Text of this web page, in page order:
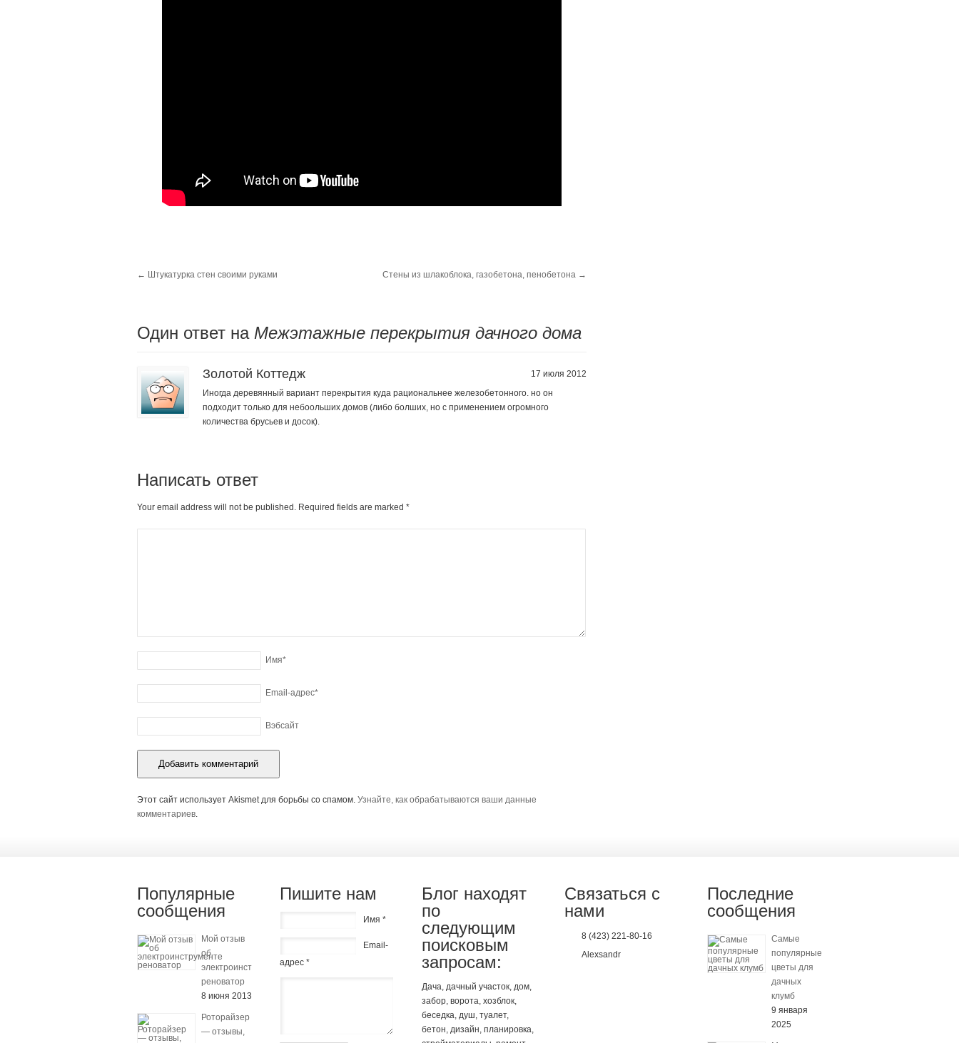
← Штукатурка стен своими руками Стены из шлакоблока, газобетона, пенобетона →
Один ответ на Межэтажные перекрытия дачного дома
Золотой Коттедж
17 июля 2012
Иногда деревянный вариант перекрытия куда рациональнее железобетонного. но он
подходит только для небоольших домов (либо болших, но с применением огромного
количества брусьев и досок).
Написать ответ
Your email address will not be published. Required fields are marked *
Имя*
Email-адрес*
Вэбсайт
Этот сайт использует Akismet для борьбы со спамом. Узнайте, как обрабатываются ваши данные
комментариев
Популярные
сообщения
Мой отзыв
об
электроинструменте
реноватор
8 июня 2013
Роторайзер
— отзывы,
Пишите нам
Имя *
Email-
адрес *
Блог находят
по
следующим
поисковым
запросам:
Дача, дачный участок, дом,
забор, ворота, хозблок,
беседка, душ, туалет,
бетон, дизайн, планировка,
Связаться с
нами
8 (423) 221-80-16
Alexsandr
Последние
сообщения
Самые
популярные
цветы для
дачных
клумб
9 января
2025